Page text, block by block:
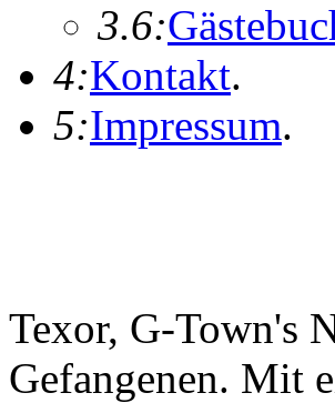
3.6:
4:Kontakt.
5:Impressum.
Texor, G-Town's
Gefangenen. Mit